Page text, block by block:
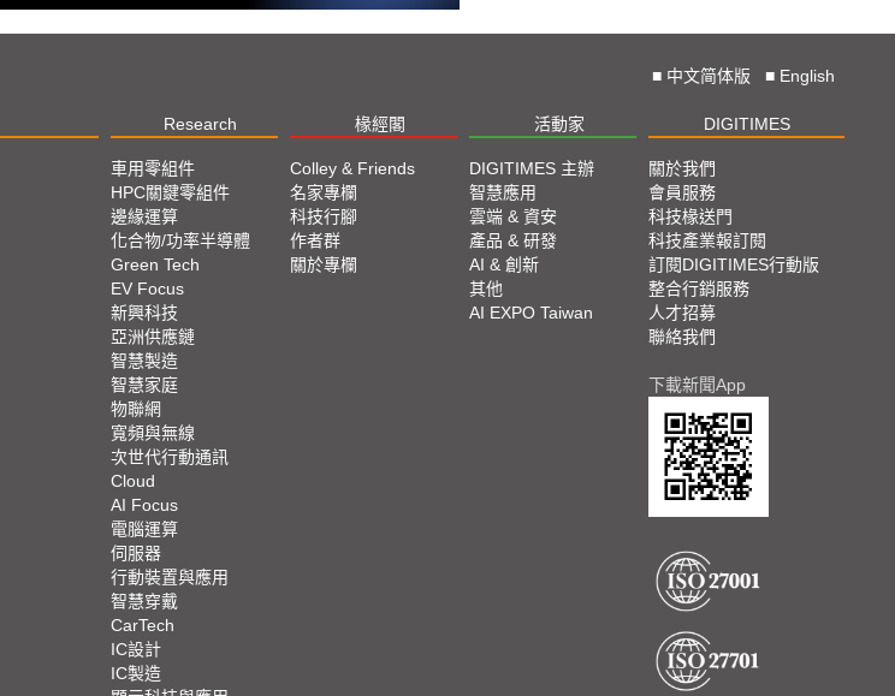
■ 中文简体版 ■ English
Research 椽經閣 活動家 DIGITIMES
車用零組件
HPC關鍵零組件
邊緣運算
化合物/功率半導體
Green Tech
EV Focus
新興科技
亞洲供應鏈
智慧製造
智慧家庭
物聯網
寬頻與無線
次世代行動通訊
Cloud
AI Focus
電腦運算
伺服器
行動裝置與應用
智慧穿戴
CarTech
IC設計
IC製造
Colley & Friends
名家專欄
科技行腳
作者群
關於專欄
DIGITIMES 主辦
智慧應用
雲端 & 資安
產品 & 研發
AI & 創新
其他
AI EXPO Taiwan
關於我們
會員服務
科技椽送門
科技產業報訂閱
訂閱DIGITIMES行動版
整合行銷服務
人才招募
聯絡我們
下載新聞App